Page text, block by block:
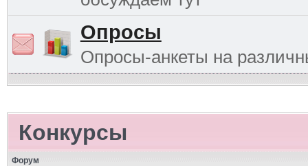
Опросы
Опросы-анкеты на
Конкурсы
Форум